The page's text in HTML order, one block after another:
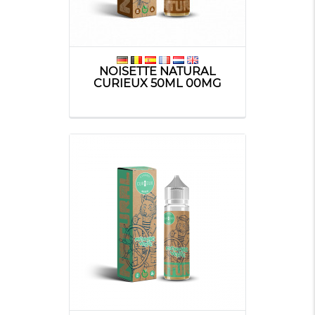
NOISETTE NATURAL
CURIEUX 50ML 00MG